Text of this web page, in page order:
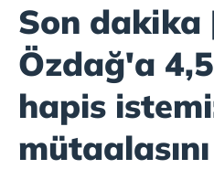
Son dakika
Özdağ'a
hapis